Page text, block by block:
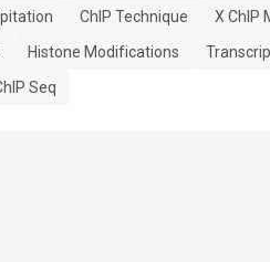
ChIP Technique
X ChIP
Histone Modifications
Seq